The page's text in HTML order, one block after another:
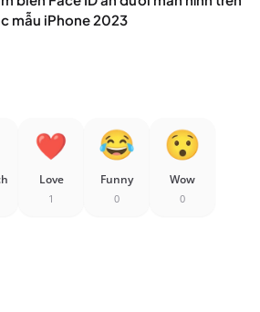
mẫu iPhone 2023
Love
1
Funny
0
Wow
0